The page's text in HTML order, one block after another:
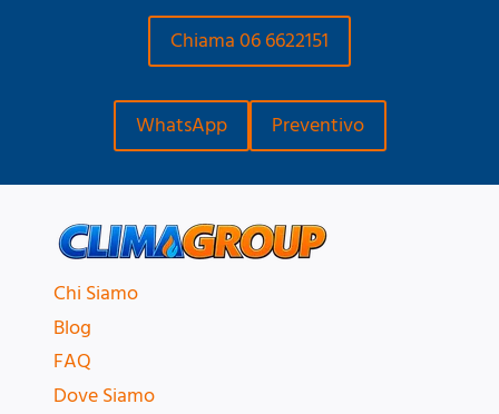
Chiama 06 6622151
WhatsApp Preventivo
Chi Siamo
Blog
FAQ
Dove Siamo